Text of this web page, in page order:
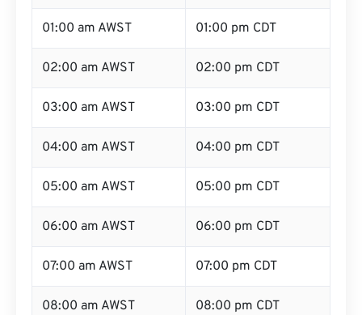
01:00 am AWST 01:00 pm CDT
02:00 am AWST 02:00 pm CDT
03:00 am AWST 03:00 pm CDT
04:00 am AWST 04:00 pm CDT
05:00 am AWST 05:00 pm CDT
06:00 am AWST 06:00 pm CDT
07:00 am AWST 07:00 pm CDT
08:00 am AWST 08:00 pm CDT